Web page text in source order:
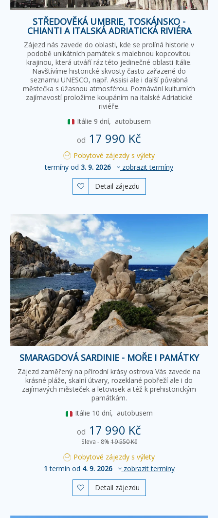
STŘEDOVĚKÁ UMBRIE, TOSKÁNSKO -
CHIANTI A ITALSKÁ ADRIATICKÁ RIVIÉRA
Zájezd nás zavede do oblasti, kde se prolíná historie v
podobě unikátních památek s malebnou kopcovitou
krajinou, která utváří ráz této jedinečné oblasti Itálie.
Navštívíme historické skvosty často zařazené do
seznamu UNESCO, např. Assisi ale i další půvabná
městečka s úžasnou atmosférou. Poznávání kulturních
zajímavostí proložíme koupáním na italské Adriatické
riviéře.
Itálie 9 dní, autobusem
od 17 990 Kč
Pobytové zájezdy s výlety
termíny od 3. 9. 2026 zobrazit termíny
 Detail zájezdu
SMARAGDOVÁ SARDINIE - MOŘE I PAMÁTKY
Zájezd zaměřený na přírodní krásy ostrova Vás zavede na
krásné pláže, skalní útvary, rozeklané pobřeží ale i do
zajímavých městeček a letovisek a též k prehistorickým
památkám.
Itálie 10 dní, autobusem
od 17 990 Kč
Sleva - 8% 19 550 Kč
Pobytové zájezdy s výlety
1 termín od 4. 9. 2026 zobrazit termíny
 Detail zájezdu